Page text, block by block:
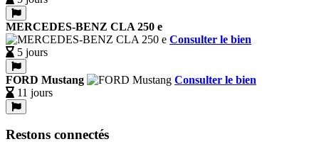
MERCEDES-BENZ CLA 250 e
Consulter le bien
5 jours
FORD Mustang
Consulter le bien
11 jours
Restons connectés